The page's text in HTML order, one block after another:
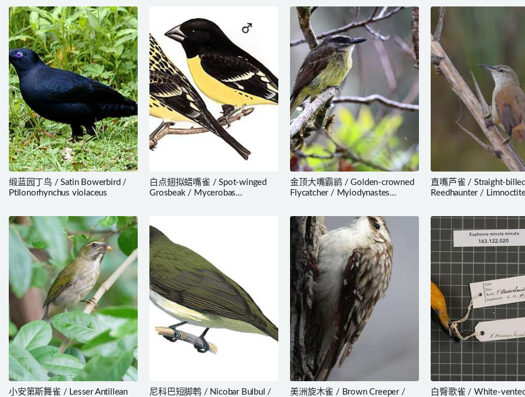
缎蓝园丁鸟 / Satin Bowerbird /
Ptilonorhynchus violaceus
白点翅拟蜡嘴雀 / Spot-winged
Grosbeak / Mycerobas
金顶大嘴霸鹟 / Golden-crowned
Flycatcher / Myiodynastes
直嘴芦雀 / Straight-
Reedhaunter /
小安第斯舞雀 / Lesser Antillean
尼科巴短脚鹎 / Nicobar Bulbul /
美洲旋木雀 / Brown Creeper /
白臀歌雀 / White-